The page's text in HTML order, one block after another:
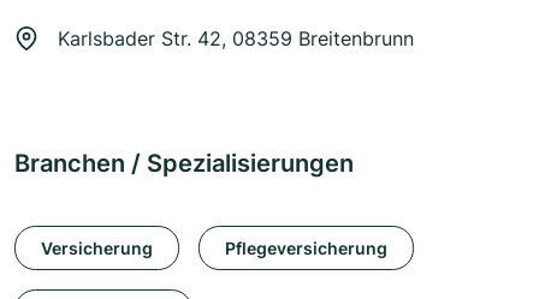
Karlsbader Str. 42, 08359 Breitenbrunn
Branchen / Spezialisierungen
Versicherung Pflegeversicherung